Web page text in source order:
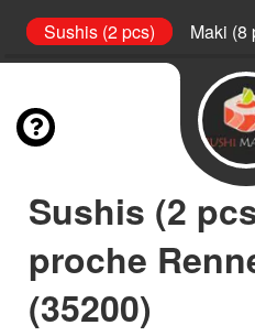
Sushis (2 pcs) Maki (8
Sushis (2
proche
(35200)